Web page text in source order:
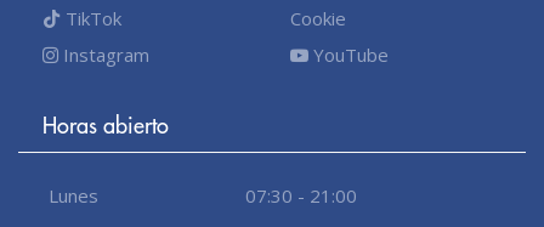
TikTok
Instagram
Cookie
YouTube
Horas abierto
Lunes
07:30 - 21:00